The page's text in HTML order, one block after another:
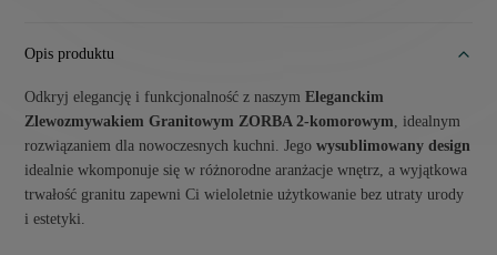
Opis produktu
Odkryj elegancję i funkcjonalność z naszymEleganckim
Zlewozmywakiem Granitowym ZORBA 2-komorowym , idealnym
rozwiązaniem dla nowoczesnych kuchni. Jegowysublimowany design
idealnie wkomponuje się w różnorodne aranżacje wnętrz, a wyjątkowa
trwałość granitu zapewni Ci wieloletnie użytkowanie bez utraty urody
i estetyki.